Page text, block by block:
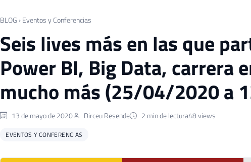
BLOG › Eventos y Conferencias
Seis lives más en las que
Power BI, Big Data, carrera
mucho más (25/04/2020 a
13 de mayo de 2020 Dirceu Resende 2 min de lectura48 views
EVENTOS Y CONFERENCIAS